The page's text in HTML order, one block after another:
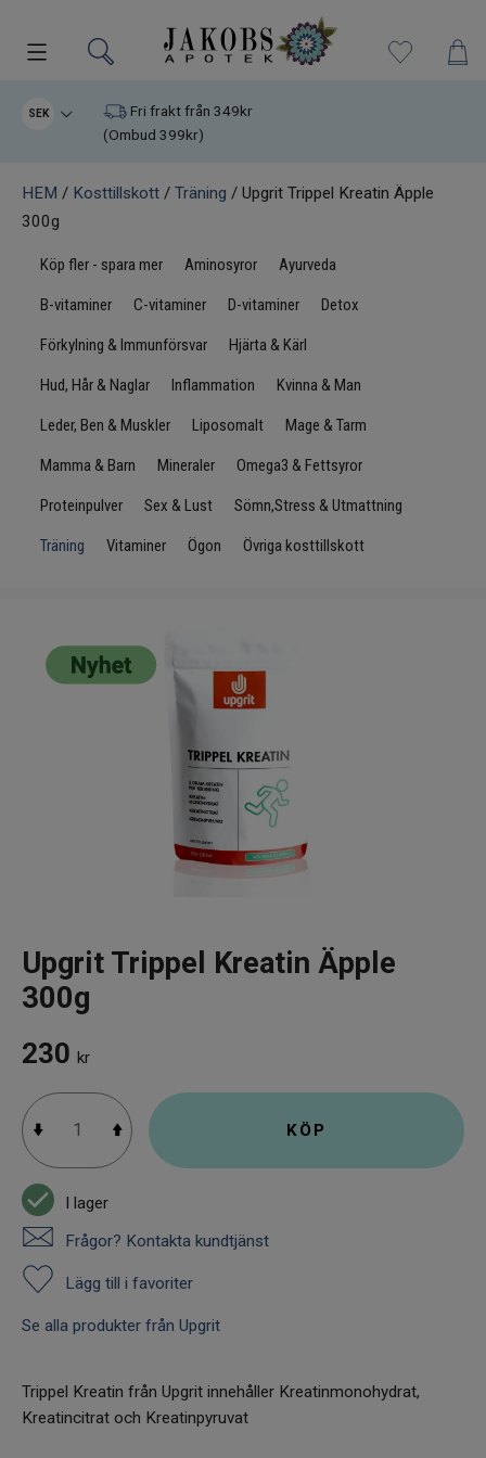
Kampanjer
Varumärken
Kosttillskott
Hudvård
Infrarött Ljus
Vattenrening & Övrigt
Fyndlådan
SEK
Fri frakt från 349kr
(Ombud 399kr)
HEM / Kosttillskott / Träning / Upgrit Trippel Kreatin Äpple
300g
Köp fler - spara mer Aminosyror Ayurveda
B-vitaminer C-vitaminer D-vitaminer Detox
Förkylning & Immunförsvar Hjärta & Kärl
Hud, Hår & Naglar Inflammation Kvinna & Man
Leder, Ben & Muskler Liposomalt Mage & Tarm
Mamma & Barn Mineraler Omega3 & Fettsyror
Proteinpulver Sex & Lust Sömn,Stress & Utmattning
Träning Vitaminer Ögon Övriga kosttillskott
Upgrit Trippel Kreatin Äpple
300g
230 kr
KÖP
I lager
Frågor? Kontakta kundtjänst
Lägg till i favoriter
Se alla produkter från Upgrit
Trippel Kreatin från Upgrit innehåller Kreatinmonohydrat,
Kreatincitrat och Kreatinpyruvat